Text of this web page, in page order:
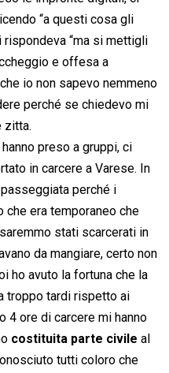
“a questi cosa gli
rispondeva “ma si mettigli
e offesa a
io non sapevo nemmeno
perché se chiedevo mi
zitta.
preso a gruppi, ci
in carcere a Varese. In
perché i
che era temporaneo che
stati scarcerati in
da mangiare, certo non
ho avuto la fortuna che la
troppo tardi rispetto ai
4 ore di carcere mi hanno
costituita parte civile al
tutti coloro che